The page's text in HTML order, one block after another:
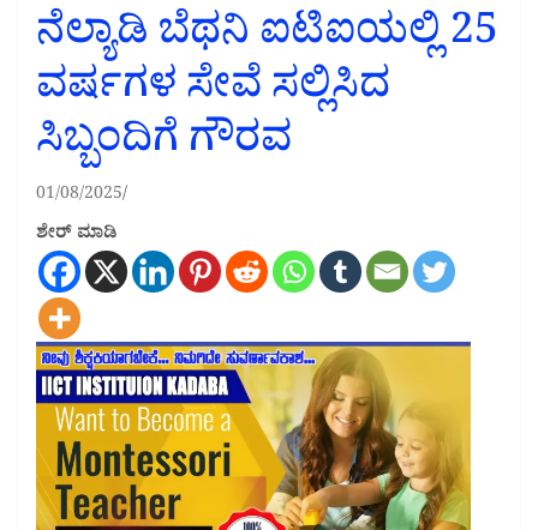
ನೆಲ್ಯಾಡಿ ಬೆಥನಿ ಐಟಿಐಯಲ್ಲಿ 25
ವರ್ಷಗಳ ಸೇವೆ ಸಲ್ಲಿಸಿದ
ಸಿಬ್ಬಂದಿಗೆ ಗೌರವ
01/08/2025
ಶೇರ್ ಮಾಡಿ